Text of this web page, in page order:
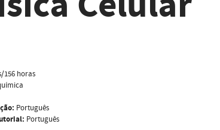
156 horas
Português
Português